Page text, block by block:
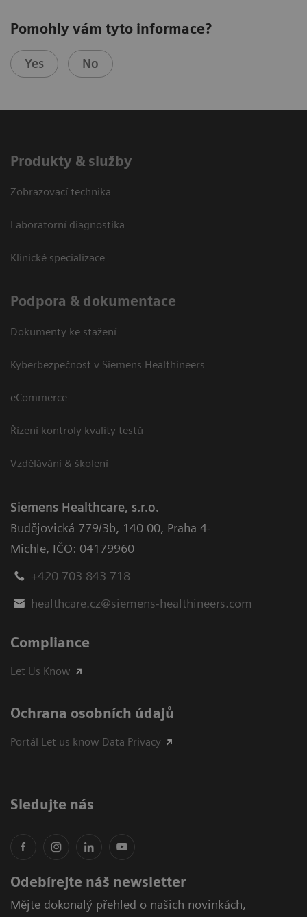
Pomohly vám tyto informace?
Yes No
Produkty & služby
Zobrazovací technika
Laboratorní diagnostika
Klinické specializace
Podpora & dokumentace
Dokumenty ke stažení
Kyberbezpečnost v Siemens Healthineers
eCommerce
Řízení kontroly kvality testů
Vzdělávání & školení
Siemens Healthcare, s.r.o.
Budějovická 779/3b, 140 00, Praha 4-
Michle, IČO: 04179960
+420 703 843 718
healthcare.cz@siemens-healthineers.com
Compliance
Let Us Know
Ochrana osobních údajů
Portál Let us know Data Privacy
Sledujte nás
Odebírejte náš newsletter
Mějte dokonalý přehled o našich novinkách,